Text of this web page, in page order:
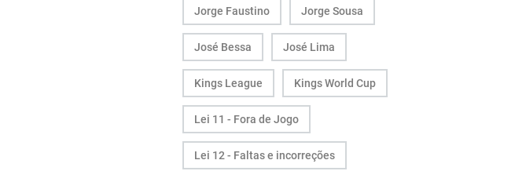
Jorge Faustino Jorge Sousa
José Bessa José Lima
Kings League Kings World Cup
Lei 11 - Fora de Jogo
Lei 12 - Faltas e incorreções